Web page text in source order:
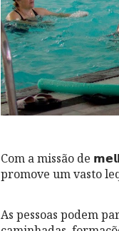
Com a missão de
promove um vasto
As pessoas podem